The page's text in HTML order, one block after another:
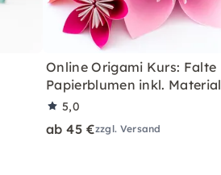
Online Origami Kurs: Falte
Papierblumen inkl. Material
5,0
ab 45 €zzgl. Versand